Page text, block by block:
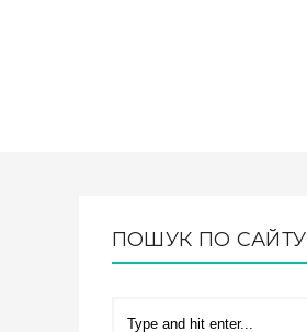
ПОШУК ПО САЙТУ